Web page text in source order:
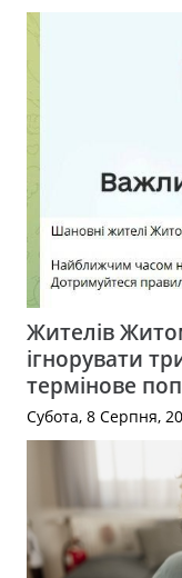
Жителів
ігнорувати
термінове
Субота, 8 Серпня,